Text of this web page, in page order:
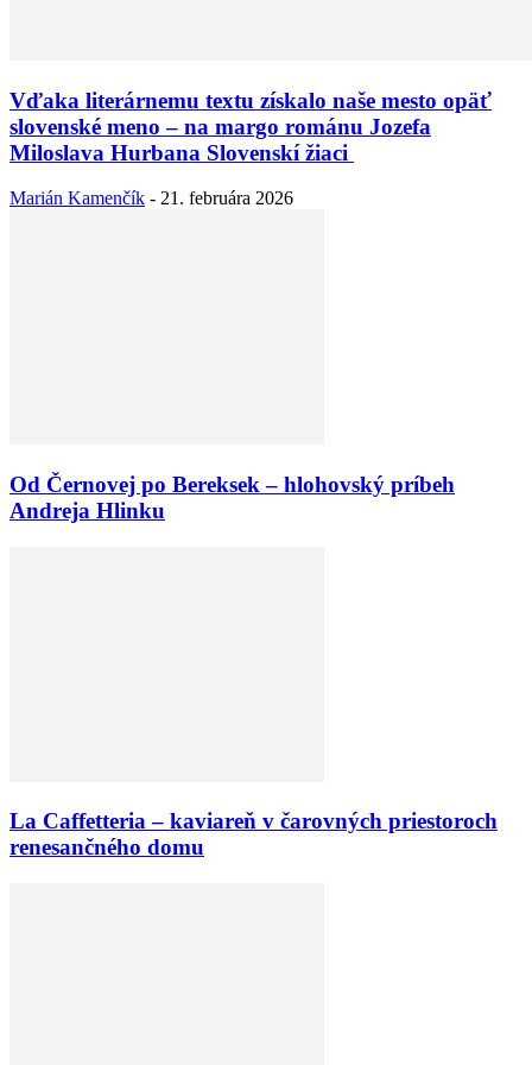
Vďaka literárnemu textu získalo naše mesto opäť
slovenské meno – na margo románu Jozefa
Miloslava Hurbana Slovenskí žiaci
Marián Kamenčík - 21. februára 2026
Od Černovej po Bereksek – hlohovský príbeh
Andreja Hlinku
La Caffetteria – kaviareň v čarovných priestoroch
renesančného domu